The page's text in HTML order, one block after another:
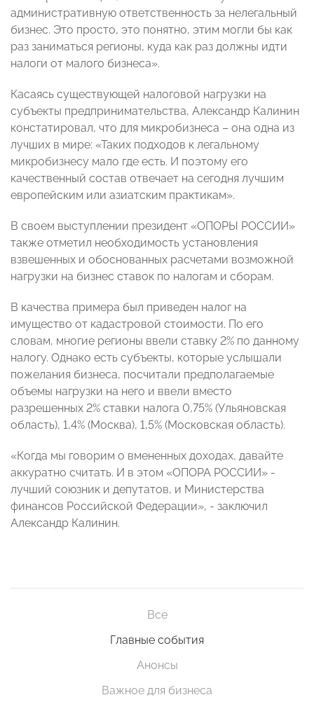
административную ответственность за нелегальный
бизнес. Это просто, это понятно, этим могли бы как
раз заниматься регионы, куда как раз должны идти
налоги от малого бизнеса».
Касаясь существующей налоговой нагрузки на
субъекты предпринимательства, Александр Калинин
констатировал, что для микробизнеса – она одна из
лучших в мире: «Таких подходов к легальному
микробизнесу мало где есть. И поэтому его
качественный состав отвечает на сегодня лучшим
европейским или азиатским практикам».
В своем выступлении президент «ОПОРЫ РОССИИ»
также отметил необходимость установления
взвешенных и обоснованных расчетами возможной
нагрузки на бизнес ставок по налогам и сборам.
В качества примера был приведен налог на
имущество от кадастровой стоимости. По его
словам, многие регионы ввели ставку 2% по данному
налогу. Однако есть субъекты, которые услышали
пожелания бизнеса, посчитали предполагаемые
объемы нагрузки на него и ввели вместо
разрешенных 2% ставки налога 0,75% (Ульяновская
область), 1,4% (Москва), 1,5% (Московская область).
«Когда мы говорим о вмененных доходах, давайте
аккуратно считать. И в этом «ОПОРА РОССИИ» -
лучший союзник и депутатов, и Министерства
финансов Российской Федерации», - заключил
Александр Калинин.
Все
Главные события
Анонсы
Важное для бизнеса